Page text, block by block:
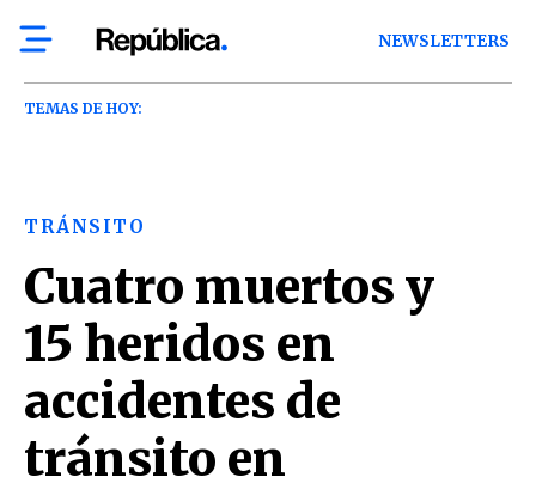
NEWSLETTERS
TEMAS DE HOY:
TRÁNSITO
Cuatro muertos y
15 heridos en
accidentes de
tránsito en